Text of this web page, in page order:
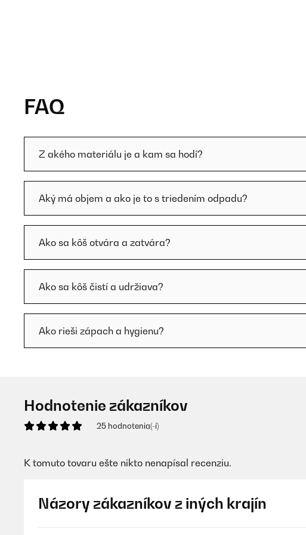
FAQ
Z akého materiálu je a kam sa hodí?
Aký má objem a ako je to s triedením odpadu?
Ako sa kôš otvára a zatvára?
Ako sa kôš čistí a udržiava?
Ako rieši zápach a hygienu?
Hodnotenie zákazníkov
25 hodnotenia(-í)
K tomuto tovaru ešte nikto nenapísal recenziu.
Názory zákazníkov z iných krajín